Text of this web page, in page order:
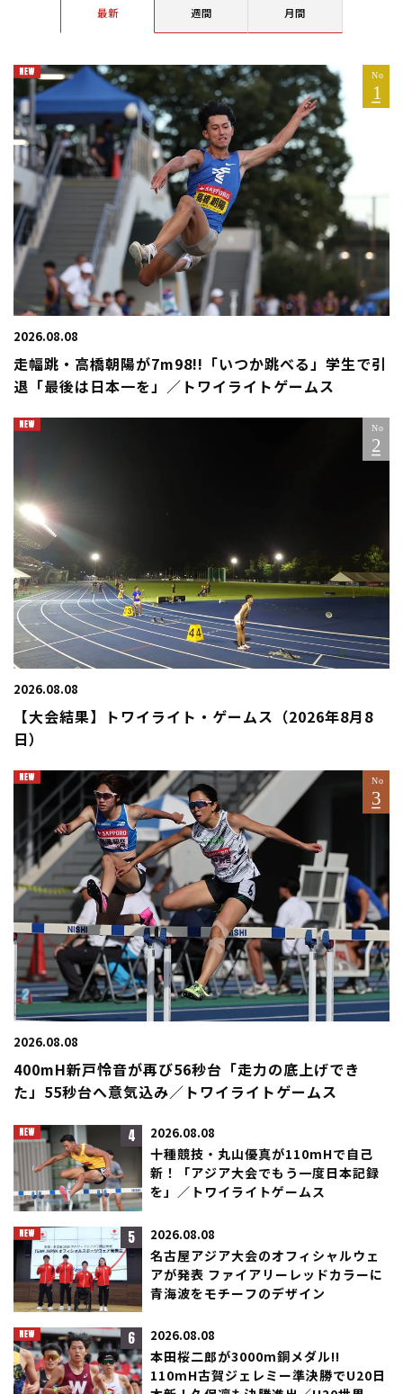
最新 週間 月間
2026.08.08
走幅跳・高橋朝陽が7m98!!「いつか跳べる」学生で引
退「最後は日本一を」／トワイライトゲームス
2026.08.08
【大会結果】トワイライト・ゲームス（2026年8月8
日）
2026.08.08
400mH新戸怜音が再び56秒台「走力の底上げでき
た」55秒台へ意気込み／トワイライトゲームス
4 2026.08.08
十種競技・丸山優真が110mHで自己
新！「アジア大会でもう一度日本記録
を」／トワイライトゲームス
5 2026.08.08
名古屋アジア大会のオフィシャルウェ
アが発表 ファイアリーレッドカラーに
青海波をモチーフのデザイン
6 2026.08.08
本田桜二郎が3000m銅メダル!!
110mH古賀ジェレミー準決勝でU20日